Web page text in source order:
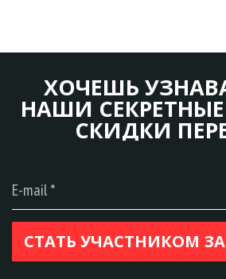
ХОЧЕШЬ
НАШИ
СКИДКИ